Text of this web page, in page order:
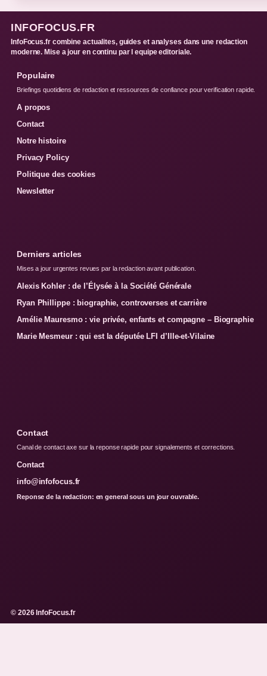
INFOFOCUS.FR
InfoFocus.fr combine actualites, guides et analyses dans une redaction
moderne. Mise a jour en continu par l equipe editoriale.
Populaire
Briefings quotidiens de redaction et ressources de confiance pour verification rapide.
A propos
Contact
Notre histoire
Privacy Policy
Politique des cookies
Newsletter
Derniers articles
Mises a jour urgentes revues par la redaction avant publication.
Alexis Kohler : de l’Élysée à la Société Générale
Ryan Phillippe : biographie, controverses et carrière
Amélie Mauresmo : vie privée, enfants et compagne – Biographie
Marie Mesmeur : qui est la députée LFI d’Ille-et-Vilaine
Contact
Canal de contact axe sur la reponse rapide pour signalements et corrections.
Contact
info@infofocus.fr
Reponse de la redaction: en general sous un jour ouvrable.
© 2026 InfoFocus.fr